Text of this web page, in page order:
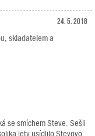
24. 5. 2018
skladatelem a
se smíchem Steve. Sešli
lety usídlilo Stevovo